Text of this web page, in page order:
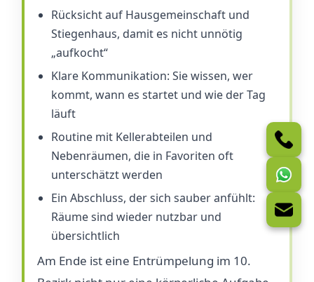
Rücksicht auf Hausgemeinschaft und
Stiegenhaus, damit es nicht unnötig
„aufkocht“
Klare Kommunikation: Sie wissen, wer
kommt, wann es startet und wie der Tag
läuft
Routine mit Kellerabteilen und
Nebenräumen, die in Favoriten oft
unterschätzt werden
Ein Abschluss, der sich sauber anfühlt:
Räume sind wieder nutzbar und
übersichtlich
Am Ende ist eine Entrümpelung im 10.